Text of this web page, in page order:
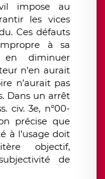
impose au
les vices
Ces défauts
à sa
diminuer
n’en aurait
n’aurait pas
Dans un arrêt
civ. 3e, n°00-
précise que
à l’usage doit
objectif,
de